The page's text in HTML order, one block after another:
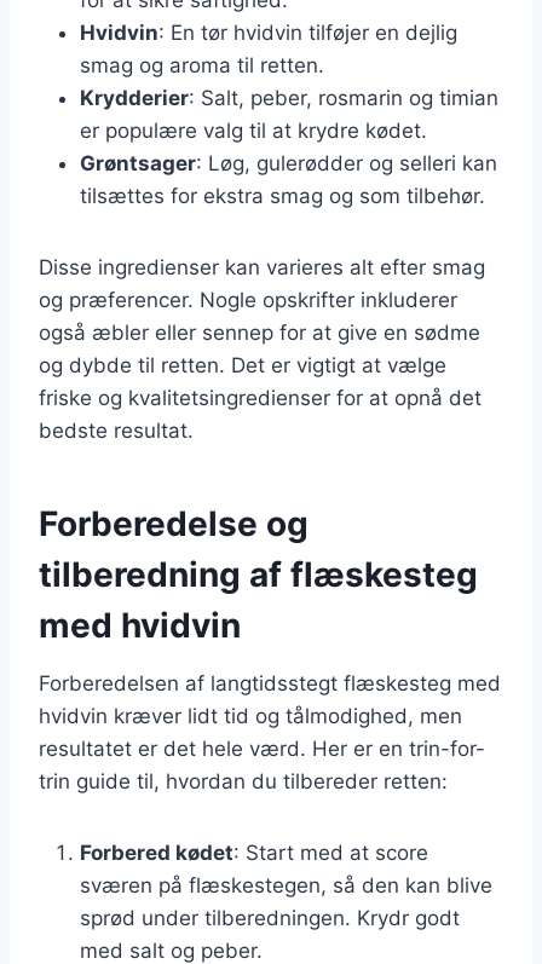
Hvidvin: En tør hvidvin tilføjer en dejlig
smag og aroma til retten.
Krydderier: Salt, peber, rosmarin og timian
er populære valg til at krydre kødet.
Grøntsager: Løg, gulerødder og selleri kan
tilsættes for ekstra smag og som tilbehør.
Disse ingredienser kan varieres alt efter smag
og præferencer. Nogle opskrifter inkluderer
også æbler eller sennep for at give en sødme
og dybde til retten. Det er vigtigt at vælge
friske og kvalitetsingredienser for at opnå det
bedste resultat.
Forberedelse og
tilberedning af flæskesteg
med hvidvin
Forberedelsen af langtidsstegt flæskesteg med
hvidvin kræver lidt tid og tålmodighed, men
resultatet er det hele værd. Her er en trin-for-
trin guide til, hvordan du tilbereder retten:
Forbered kødet: Start med at score
sværen på flæskestegen, så den kan blive
sprød under tilberedningen. Krydr godt
med salt og peber.